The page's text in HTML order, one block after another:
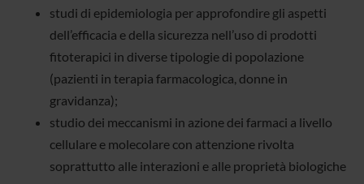
studi di epidemiologia per approfondire gli aspetti
dell’efficacia e della sicurezza nell’uso di prodotti
fitoterapici in diverse tipologie di popolazione
(pazienti in terapia farmacologica, donne in
gravidanza);
studio dei meccanismi in azione dei farmaci a livello
cellulare e molecolare con attenzione rivolta
soprattutto alle interazioni e alle proprietà biologiche